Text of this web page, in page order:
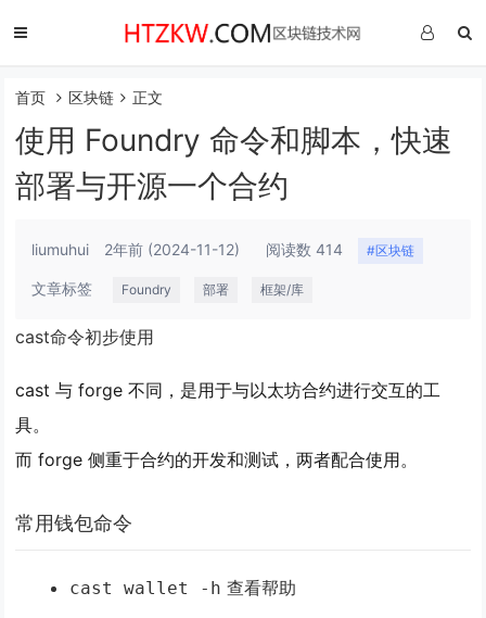
首页 区块链 正文
使用 Foundry 命令和脚本，快速
部署与开源一个合约
liumuhui 2年前 (2024-11-12) 阅读数 414 #区块链
文章标签 Foundry 部署 框架/库
cast命令初步使用
cast 与 forge 不同，是用于与以太坊合约进行交互的工
具。
而 forge 侧重于合约的开发和测试，两者配合使用。
常用钱包命令
cast wallet -h 查看帮助